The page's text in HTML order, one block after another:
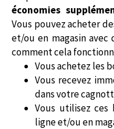
économies
Vous pouvez acheter
et/ou en magasin avec
comment cela
Vous achetez les
Vous recevez
dans votre
Vous utilisez ces
ligne et/ou en